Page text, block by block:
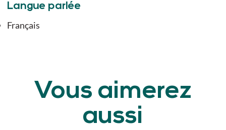
Langue parlée
Français
Vous aimerez
aussi